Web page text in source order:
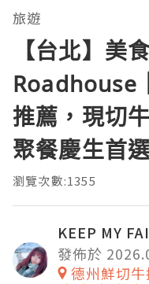
旅遊
【台北】美
Roadhouse
推薦，現切
聚餐慶生首
瀏覽次數:1355
KEEP MY
發佈於
德州鮮切